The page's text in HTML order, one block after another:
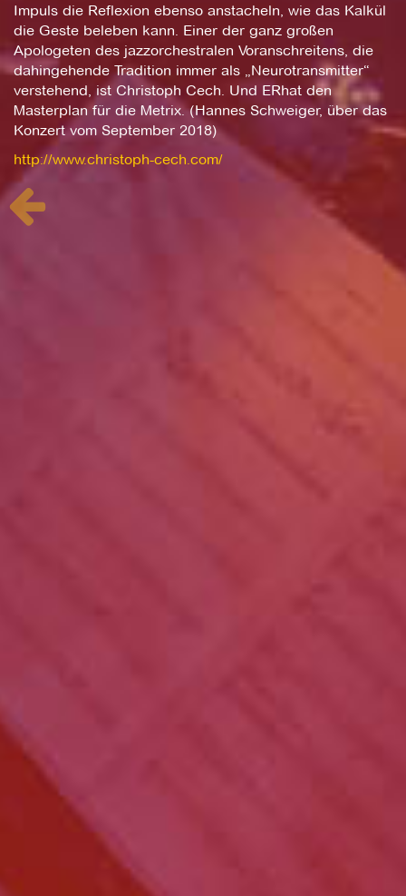
Impuls die Reflexion ebenso anstacheln, wie das Kalkül
die Geste beleben kann. Einer der ganz großen
Apologeten des jazzorchestralen Voranschreitens, die
dahingehende Tradition immer als „Neurotransmitter“
verstehend, ist Christoph Cech. Und ERhat den
Masterplan für die Metrix. (Hannes Schweiger, über das
Konzert vom September 2018)
http://www.christoph-cech.com/